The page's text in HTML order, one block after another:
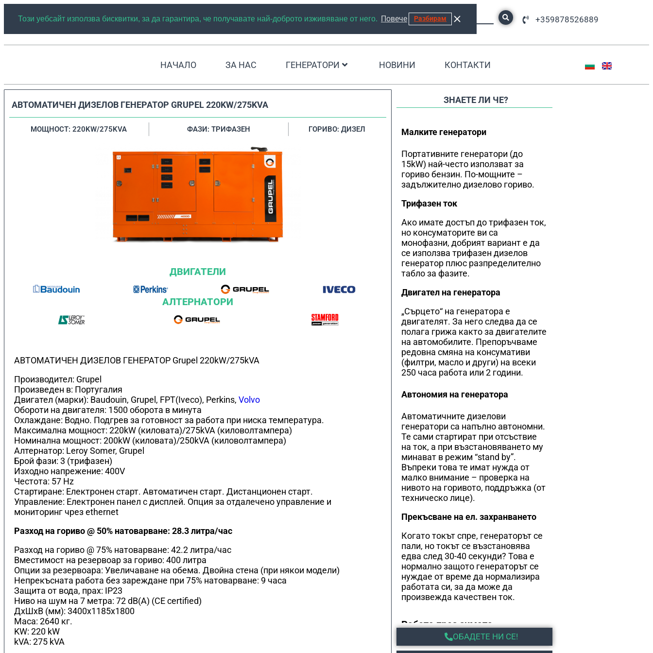
Този уебсайт използва бисквитки, за да гарантира, че получавате най-доброто изживяване от него. Повече Разбирам +359878526889
НАЧАЛО ЗА НАС ГЕНЕРАТОРИ НОВИНИ КОНТАКТИ
АВТОМАТИЧЕН ДИЗЕЛОВ ГЕНЕРАТОР GRUPEL 220KW/275KVA
МОЩНОСТ: 220KW/275KVA ФАЗИ: ТРИФАЗЕН ГОРИВО: ДИЗЕЛ
ДВИГАТЕЛИ
АЛТЕРНАТОРИ
АВТОМАТИЧЕН ДИЗЕЛОВ ГЕНЕРАТОР Grupel 220kW/275kVA
Производител: Grupel
Произведен в: Португалия
Двигател (марки): Baudouin, Grupel, FPT(Iveco), Perkins, Volvo
Обороти на двигателя: 1500 оборота в минута
Охлаждане: Водно. Подгрев за готовност за работа при ниска температура.
Максимална мощност: 220kW (киловата)/275kVA (киловолтамперa)
Номинална мощност: 200kW (киловата)/250kVA (киловолтамперa)
Алтернатор: Leroy Somer, Grupel
Брой фази: 3 (трифазен)
Изходно напрежение: 400V
Честота: 57 Hz
Стартиране: Електронен старт. Автоматичен старт. Дистанционен старт.
Управление: Електронен панел с дисплей. Опция за отдалечено управление и
мониторинг чрез ethernet
Разход на гориво @ 50% натоварване: 28.3 литра/час
Разход на гориво @ 75% натоварване: 42.2 литра/час
Вместимост на резервоар за гориво: 400 литра
Опции за резервоара: Увеличаване на обема. Двойна стена (при някои модели)
Непрекъсната работа без зареждане при 75% натоварване: 9 часа
Защита от вода, прах: IP23
Ниво на шум на 7 метра: 72 dB(A) (CE certified)
ДхШхВ (мм): 3400x1185x1800
Маса: 2640 кг.
KW: 220 kW
kVA: 275 kVA
ЗНАЕТЕ ЛИ ЧЕ?
Малките генератори
Портативните генератори (до
15kW) най-често използват за
гориво бензин. По-мощните –
задължително дизелово гориво.
Трифазен ток
Ако имате достъп до трифазен ток,
но консуматорите ви са
монофазни, добрият вариант е да
се използва трифазен дизелов
генератор плюс разпределително
табло за фазите.
Двигател на генератора
„Сърцето“ на генератора е
двигателят. За него следва да се
полага грижа както за двигателите
на автомобилите. Препоръчваме
редовна смяна на консумативи
(филтри, масло и други) на всеки
250 часа работа или 2 години.
Автономия на генератора
Автоматичните дизелови
генератори са напълно автономни.
Те сами стартират при отсъствие
на ток, а при възстановяването му
минават в режим “stand by”.
Въпреки това те имат нужда от
малко внимание – проверка на
нивото на горивото, поддръжка (от
техническо лице).
Прекъсване на ел. захранването
Когато токът спре, генераторът се
пали, но токът се възстановява
едва след 30-40 секунди? Това е
нормално защото генераторът се
нуждае от време да нормализира
работата си, за да може да
произвежда качествен ток.
Работа през зимата
ОБАДЕТЕ НИ СЕ!